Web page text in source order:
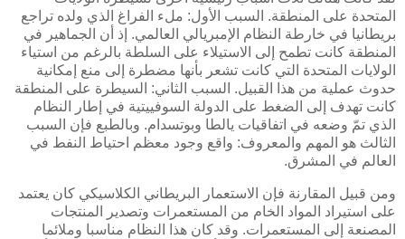
المتحدة على المنطقة. السبب الأول: ملء الفراغ الذي ولده تراجع
بريطانيا في خارطة النظام الإمبريالي العالمي. إذ أن الجماهير في
المنطقة كانت تطمح إلى الاستيلاء على السلطة بالرغم من استياء
الولايات المتحدة التي كانت تشعر بأنها مضطرة إلى منع إمكانية
حدوث عملية من هذا القبيل. السبب الثاني: السيطرة على المنطقة
كانت تهدف إلى الضغط على الدولة السوفييتية في إطار النظام
الذي تمّ وضعه في اتفاقيات يالطا وبوتسدام. وبالطبع فإن السبب
الثالث هو المهم والمعروف: واقع وجود معظم احتياط النفط في
العالم في المشرق.
ومن قبيل المقارنة فإن الاستعمار البريطاني الكلاسيكي كان يعتمد
على استيراد المواد الخام من المستعمرات وتصدير المنتجات
المصنعة إلى المستعمرات. وقد كان هذا النظام مناسبا وملائما